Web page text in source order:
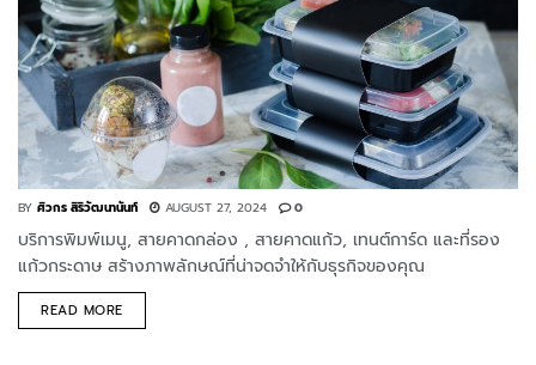
BY ศิวกร สิริวัฒนานันท์ AUGUST 27, 2024 0
บริการพิมพ์เมนู, สายคาดกล่อง , สายคาดแก้ว, เทนต์การ์ด และที่รอง
แก้วกระดาษ สร้างภาพลักษณ์ที่น่าจดจำให้กับธุรกิจของคุณ
READ MORE